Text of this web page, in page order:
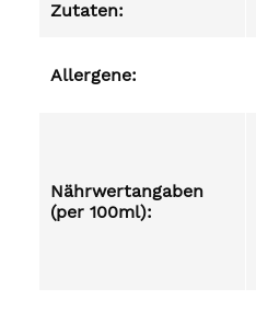
Zutaten:
Allergene:
Nährwertangaben
(per 100ml):